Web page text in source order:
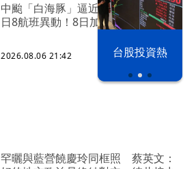
之下
台股投資熱
中颱「白海豚」逼近北台灣 星宇台
日8航班異動！8日加開疏運
2026.08.06 21:42
罕曬與藍營饒慶玲同框照 蔡英文：